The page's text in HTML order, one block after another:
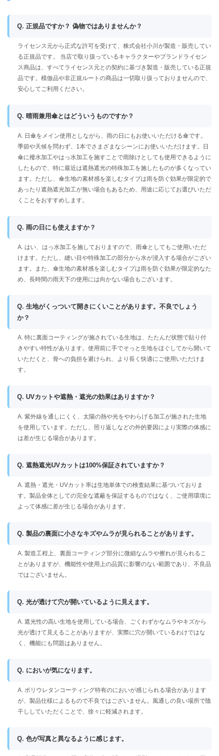
Q. 正規品ですか？ 偽物ではありませんか？
ライセンス元から正式な許可を受けて、株式会社小川が製造・販売してい
る正規品です。 当店で取り扱っているキャラクターやブランドライセン
ス商品は、すべてライセンス元との契約に基づき製造・販売している正規
品です。模倣品や非正規ルートの商品は一切取り扱っておりませんので、
安心してご利用ください。
Q. 晴雨兼用傘とはどういうものですか？
A. 日傘をメイン使用としながら、雨の日にもお使いいただける傘です。
季節や天候を問わず、1本でさまざまなシーンにお使いいただけます。日
傘に撥水加工やはっ水加工を施すことで雨除けとしても使用できるように
したもので、特に最近は遮熱遮光の特殊加工を施したものが多くなってい
ます。ただし、傘生地の素材感を楽しむタイプは雨を防ぐ効果が限定的で
あったり遮熱遮光加工が無い場合もあるため、用途に応じてお選びいただ
くことをおすすめします。
Q. 雨の日にも使えますか？
A. はい、はっ水加工を施しておりますので、雨傘としてもご使用いただ
けます。ただし、縫い目や特殊加工の部分から水が浸入する場合がござい
ます。また、傘生地の素材感を楽しむタイプは雨を防ぐ効果が限定的なた
め、長時間の雨天下の使用には向かない場合もございます。
Q. 生地がくっついて開きにくいことがあります。不良でしょう
か？
A. 特に裏面コーティングが施されている生地は、たたんだ状態で貼り付
きやすい特性があります。使用前に手でそっと生地をほぐしてから開いて
いただくと、骨への負担を避けられ、より長く快適にご使用いただけま
す。
Q. UVカットや遮熱・遮光の効果はありますか？
A. 紫外線を通しにくく、太陽の熱や光をやわらげる加工が施された生地
を使用しています。ただし、照り返しなどの外的要因により実際の体感に
は差が生じる場合があります。
Q. 遮熱遮光UVカットは100%保証されていますか？
A. 遮熱・遮光・UVカット率は生地単体での検査結果に基づいておりま
す。製品全体としての完全な遮蔽を保証するものではなく、ご使用環境に
よって体感に差が生じる場合があります。
Q. 製品の裏面に小さなキズやムラが見られることがあります。
A. 製造工程上、裏面コーティング部分に微細なムラや擦れが見られるこ
とがありますが、機能性や使用上の品質に影響のない範囲であり、不良品
ではございません。
Q. 光が透けて穴が開いているように見えます。
A. 遮光性の高い生地を使用している場合、ごくわずかなムラやキズから
光が透けて見えることがありますが、実際に穴が開いているわけではな
く、機能にも問題はありません。
Q. においが気になります。
A. ポリウレタンコーティング特有のにおいが感じられる場合があります
が、製品仕様によるもので不良ではございません。風通しの良い場所で陰
干ししていただくことで、徐々に軽減されます。
Q. 色が写真と異なるように感じます。